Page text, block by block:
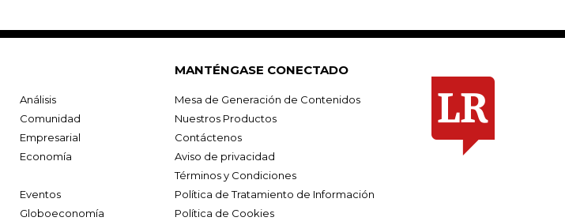
Análisis
Comunidad
Empresarial
Economía
Eventos
Globoeconomía
MANTÉNGASE CONECTADO
Mesa de Generación de Contenidos
Nuestros Productos
Contáctenos
Aviso de privacidad
Términos y Condiciones
Política de Tratamiento de Información
Política de Cookies